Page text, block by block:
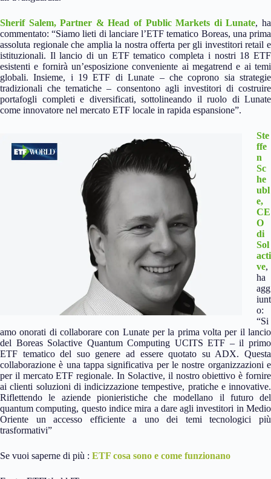
Sherif Salem, Partner & Head of Public Markets di Lunate, ha
commentato: “Siamo lieti di lanciare l’ETF tematico Boreas, una prima
assoluta regionale che amplia la nostra offerta per gli investitori retail e
istituzionali. Il lancio di un ETF tematico completa i nostri 18 ETF
esistenti e fornirà un’esposizione conveniente ai megatrend e ai temi
globali. Insieme, i 19 ETF di Lunate – che coprono sia strategie
tradizionali che tematiche – consentono agli investitori di costruire
portafogli completi e diversificati, sottolineando il ruolo di Lunate
come innovatore nel mercato ETF locale in rapida espansione”.
Ste
ffe
n
Sc
he
ubl
e,
CE
O
di
Sol
acti
ve,
ha
agg
iunt
o:
“Si
amo onorati di collaborare con Lunate per la prima volta per il lancio
del Boreas Solactive Quantum Computing UCITS ETF – il primo
ETF tematico del suo genere ad essere quotato su ADX. Questa
collaborazione è una tappa significativa per le nostre organizzazioni e
per il mercato ETF regionale. In Solactive, il nostro obiettivo è fornire
ai clienti soluzioni di indicizzazione tempestive, pratiche e innovative.
Riflettendo le aziende pionieristiche che modellano il futuro del
quantum computing, questo indice mira a dare agli investitori in Medio
Oriente un accesso efficiente a uno dei temi tecnologici più
trasformativi”
Se vuoi saperne di più : ETF cosa sono e come funzionano